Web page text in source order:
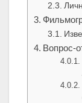
Вопрос-